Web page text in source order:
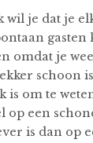
wil je dat je
gasten
omdat je
schoon
is om te
op een
is dan op